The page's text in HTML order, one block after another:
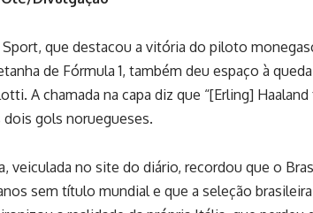
que destacou a vitória do piloto
de Fórmula 1, também deu espaço à
A chamada na capa diz que “[Erling]
gols noruegueses.
veiculada no site do diário, recordou que o
sem título mundial e que a seleção